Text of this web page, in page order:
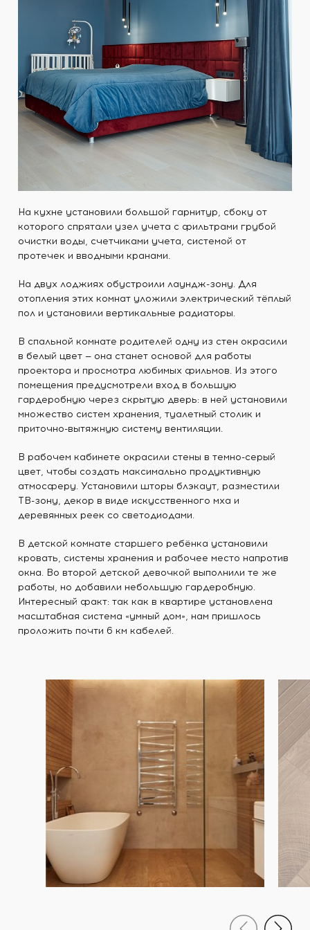
На кухне установили большой гарнитур, сбоку от
которого спрятали узел учета с фильтрами грубой
очистки воды, счетчиками учета, системой от
протечек и вводными кранами.
На двух лоджиях обустроили лаундж-зону. Для
отопления этих комнат уложили электрический тёплый
пол и установили вертикальные радиаторы.
В спальной комнате родителей одну из стен окрасили
в белый цвет — она станет основой для работы
проектора и просмотра любимых фильмов. Из этого
помещения предусмотрели вход в большую
гардеробную через скрытую дверь: в ней установили
множество систем хранения, туалетный столик и
приточно-вытяжную систему вентиляции.
В рабочем кабинете окрасили стены в темно-серый
цвет, чтобы создать максимально продуктивную
атмосферу. Установили шторы блэкаут, разместили
ТВ-зону, декор в виде искусственного мха и
деревянных реек со светодиодами.
В детской комнате старшего ребёнка установили
кровать, системы хранения и рабочее место напротив
окна. Во второй детской девочкой выполнили те же
работы, но добавили небольшую гардеробную. ⠀
Интересный факт: так как в квартире установлена
масштабная система «умный дом», нам пришлось
проложить почти 6 км кабелей. ⠀